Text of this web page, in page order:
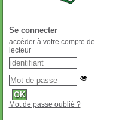
Se connecter
accéder à votre compte de
lecteur
Mot de passe oublié ?